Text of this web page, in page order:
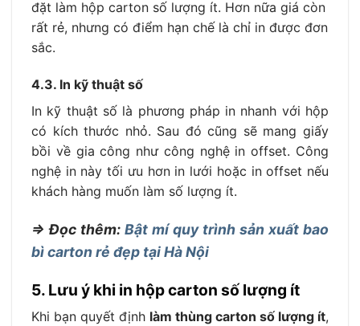
đặt làm hộp carton số lượng ít. Hơn nữa giá còn
rất rẻ, nhưng có điểm hạn chế là chỉ in được đơn
sắc.
4.3. In kỹ thuật số
In kỹ thuật số là phương pháp in nhanh với hộp
có kích thước nhỏ. Sau đó cũng sẽ mang giấy
bồi về gia công như công nghệ in offset. Công
nghệ in này tối ưu hơn in lưới hoặc in offset nếu
khách hàng muốn làm số lượng ít.
=> Đọc thêm: Bật mí quy trình sản xuất bao
bì carton rẻ đẹp tại Hà Nội
5. Lưu ý khi in hộp carton số lượng ít
Khi bạn quyết định làm thùng carton số lượng ít,